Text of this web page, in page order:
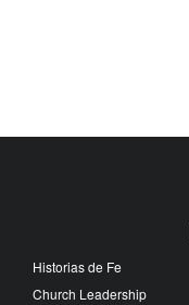
Historias de Fe
Church Leadership